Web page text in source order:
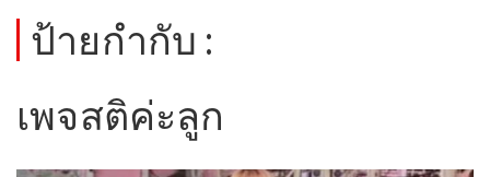
ป้ายกำกับ :
เพจสติค่ะลูก